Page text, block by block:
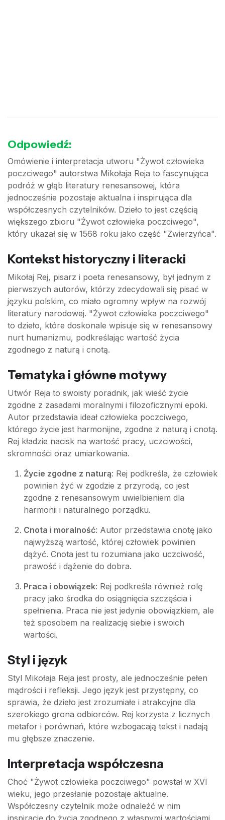
Odpowiedź:
Omówienie i interpretacja utworu "Żywot człowieka
poczciwego" autorstwa Mikołaja Reja to fascynująca
podróż w głąb literatury renesansowej, która
jednocześnie pozostaje aktualna i inspirująca dla
współczesnych czytelników. Dzieło to jest częścią
większego zbioru "Żywot człowieka poczciwego",
który ukazał się w 1568 roku jako część "Zwierzyńca".
Kontekst historyczny i literacki
Mikołaj Rej, pisarz i poeta renesansowy, był jednym z
pierwszych autorów, którzy zdecydowali się pisać w
języku polskim, co miało ogromny wpływ na rozwój
literatury narodowej. "Żywot człowieka poczciwego"
to dzieło, które doskonale wpisuje się w renesansowy
nurt humanizmu, podkreślając wartość życia
zgodnego z naturą i cnotą.
Tematyka i główne motywy
Utwór Reja to swoisty poradnik, jak wieść życie
zgodne z zasadami moralnymi i filozoficznymi epoki.
Autor przedstawia ideał człowieka poczciwego,
którego życie jest harmonijne, zgodne z naturą i cnotą.
Rej kładzie nacisk na wartość pracy, uczciwości,
skromności oraz umiarkowania.
Życie zgodne z naturą: Rej podkreśla, że człowiek
powinien żyć w zgodzie z przyrodą, co jest
zgodne z renesansowym uwielbieniem dla
harmonii i naturalnego porządku.
Cnota i moralność: Autor przedstawia cnotę jako
najwyższą wartość, której człowiek powinien
dążyć. Cnota jest tu rozumiana jako uczciwość,
prawość i dążenie do dobra.
Praca i obowiązek: Rej podkreśla również rolę
pracy jako środka do osiągnięcia szczęścia i
spełnienia. Praca nie jest jedynie obowiązkiem, ale
też sposobem na realizację siebie i swoich
wartości.
Styl i język
Styl Mikołaja Reja jest prosty, ale jednocześnie pełen
mądrości i refleksji. Jego język jest przystępny, co
sprawia, że dzieło jest zrozumiałe i atrakcyjne dla
szerokiego grona odbiorców. Rej korzysta z licznych
metafor i porównań, które wzbogacają tekst i nadają
mu głębsze znaczenie.
Interpretacja współczesna
Choć "Żywot człowieka poczciwego" powstał w XVI
wieku, jego przesłanie pozostaje aktualne.
Współczesny czytelnik może odnaleźć w nim